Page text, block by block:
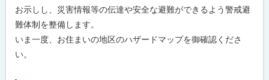
お示しし、災害情報等の伝達や安全な避難ができるよう警戒避
難体制を整備します。
いま一度、お住まいの地区のハザードマップを御確認くださ
い。